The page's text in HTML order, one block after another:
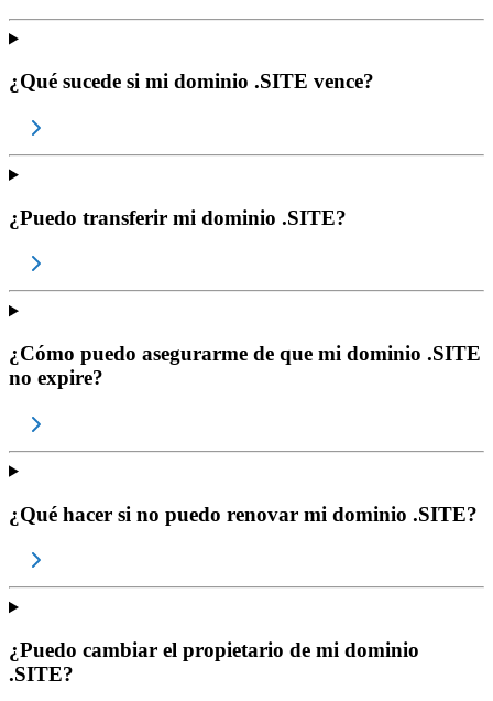
¿Qué sucede si mi dominio .SITE vence?
¿Puedo transferir mi dominio .SITE?
¿Cómo puedo asegurarme de que mi dominio .SITE
no expire?
¿Qué hacer si no puedo renovar mi dominio .SITE?
¿Puedo cambiar el propietario de mi dominio
.SITE?